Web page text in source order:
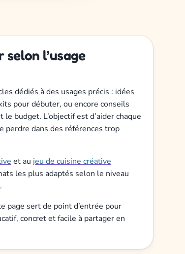
l’usage
dédiés à des usages précis : idées
pour débuter, ou encore conseils
budget. L’objectif est d’aider chaque
perdre dans des références trop
et au jeu de cuisine créative
les plus adaptés selon le niveau
page sert de point d’entrée pour
concret et facile à partager en